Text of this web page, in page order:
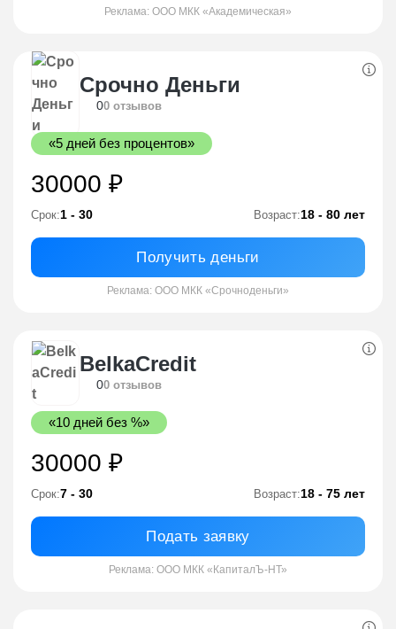
Реклама: ООО МКК «Академическая»
Срочно Деньги
00 отзывов
«5 дней без процентов»
30000 ₽
Срок:1 - 30 Возраст:18 - 80 лет
Получить деньги
Реклама: ООО МКК «Срочноденьги»
BelkaCredit
00 отзывов
«10 дней без %»
30000 ₽
Срок:7 - 30 Возраст:18 - 75 лет
Подать заявку
Реклама: ООО МКК «КапиталЪ-НТ»